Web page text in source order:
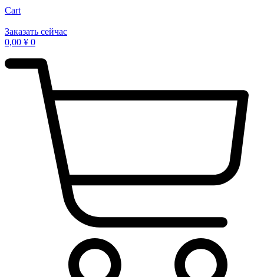
Cart
Заказать сейчас
0,00 ¥ 0